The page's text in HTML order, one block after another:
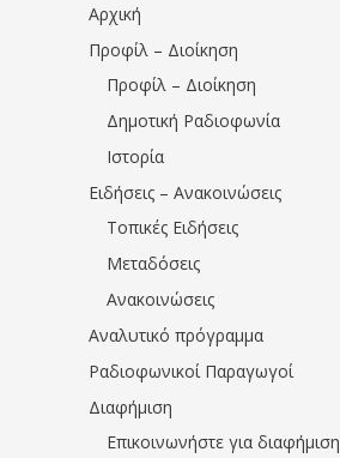
Αρχική
Προφίλ – Διοίκηση
Προφίλ – Διοίκηση
Δημοτική Ραδιοφωνία
Ιστορία
Ειδήσεις – Ανακοινώσεις
Τοπικές Ειδήσεις
Μεταδόσεις
Ανακοινώσεις
Αναλυτικό πρόγραμμα
Ραδιοφωνικοί Παραγωγοί
Διαφήμιση
Επικοινωνήστε για διαφήμιση